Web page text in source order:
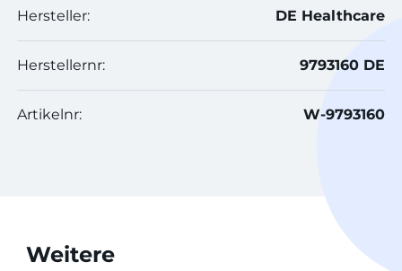
Hersteller: DE Healthcare
Herstellernr: 9793160 DE
Artikelnr: W-9793160
Weitere